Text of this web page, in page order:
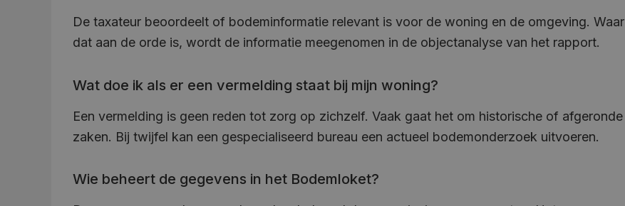
De taxateur beoordeelt of bodeminformatie relevant is voor de woning en de omgeving. Waar
dat aan de orde is, wordt de informatie meegenomen in de objectanalyse van het rapport.
Wat doe ik als er een vermelding staat bij mijn woning?
Een vermelding is geen reden tot zorg op zichzelf. Vaak gaat het om historische of afgeronde
zaken. Bij twijfel kan een gespecialiseerd bureau een actueel bodemonderzoek uitvoeren.
Wie beheert de gegevens in het Bodemloket?